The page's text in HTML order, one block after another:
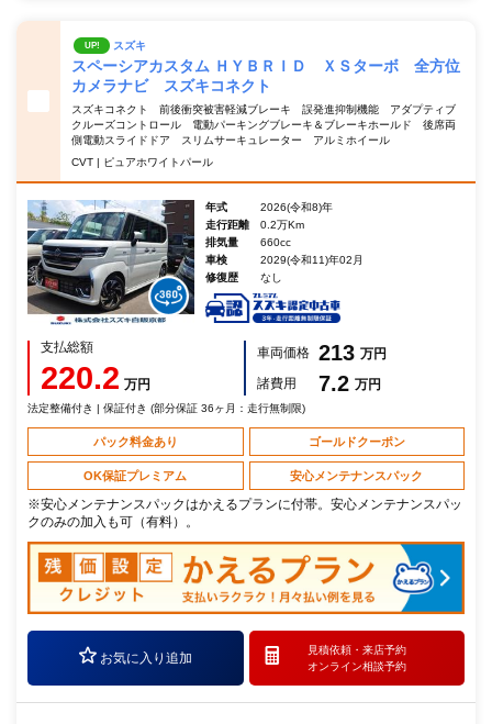
UP! スズキ
スペーシアカスタム ＨＹＢＲＩＤ ＸＳターボ 全方位
カメラナビ スズキコネクト
スズキコネクト 前後衝突被害軽減ブレーキ 誤発進抑制機能 アダプティブ
クルーズコントロール 電動パーキングブレーキ＆ブレーキホールド 後席両
側電動スライドドア スリムサーキュレーター アルミホイール
CVT | ピュアホワイトパール
年式
2026(令和8)年
走行距離
0.2万Km
排気量
660cc
車検
2029(令和11)年02月
修復歴
なし
支払総額
220.2 万円
車両価格 213 万円
諸費用
7.2 万円
法定整備付き | 保証付き (部分保証 36ヶ月：走行無制限)
パック料金あり ゴールドクーポン
OK保証プレミアム 安心メンテナンスパック
※安心メンテナンスパックはかえるプランに付帯。安心メンテナンスパッ
クのみの加入も可（有料）。
お気に入り追加
見積依頼・ 来店予約
オンライン相談予約